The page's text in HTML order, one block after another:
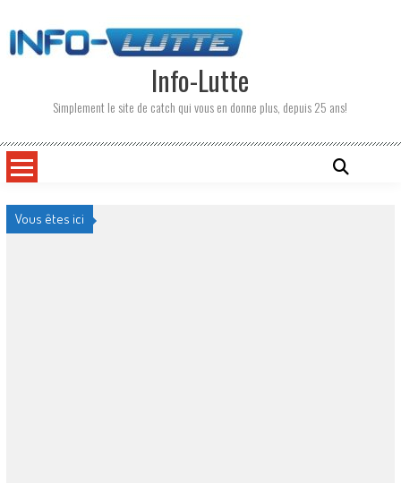
to
content
Info-Lutte
Simplement le site de catch qui vous en donne plus, depuis 25 ans!
Vous êtes ici